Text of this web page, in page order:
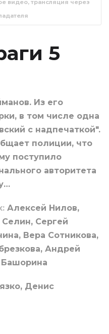
Лучшие враги 6
видео, трансляция через
5
Из его
в том числе одна
с надпечаткой".
полиции, что
поступило
авторитета
Алексей Нилов,
Сергей
Вера Сотникова,
Андрей
Денис